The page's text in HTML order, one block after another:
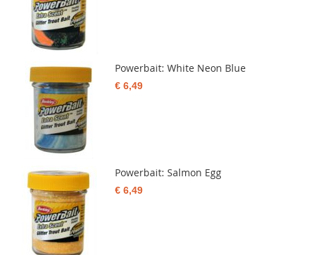
Powerbait: White Neon Blue
€ 6,49
Powerbait: Salmon Egg
€ 6,49